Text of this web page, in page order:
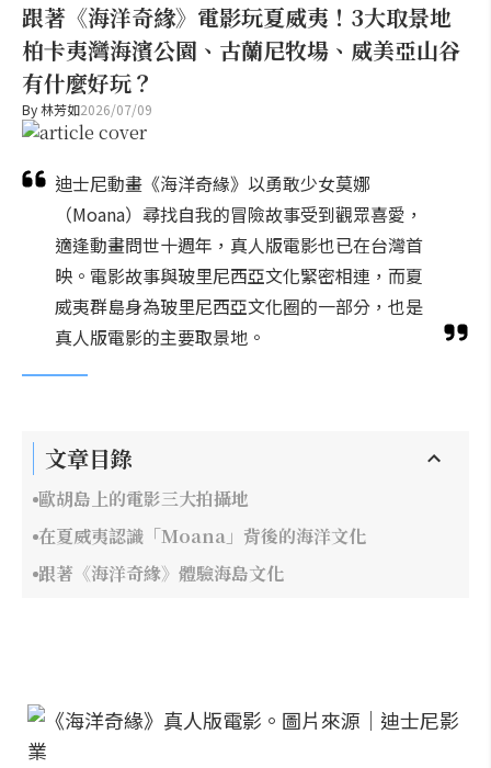
跟著《海洋奇緣》電影玩夏威夷！3大取景地
柏卡夷灣海濱公園、古蘭尼牧場、威美亞山谷
有什麼好玩？
By林芳如2026/07/09
迪士尼動畫《海洋奇緣》以勇敢少女莫娜
（Moana）尋找自我的冒險故事受到觀眾喜愛，
適逢動畫問世十週年，真人版電影也已在台灣首
映。電影故事與玻里尼西亞文化緊密相連，而夏
威夷群島身為玻里尼西亞文化圈的一部分，也是
真人版電影的主要取景地。
文章目錄
歐胡島上的電影三大拍攝地
在夏威夷認識「Moana」背後的海洋文化
跟著《海洋奇緣》體驗海島文化